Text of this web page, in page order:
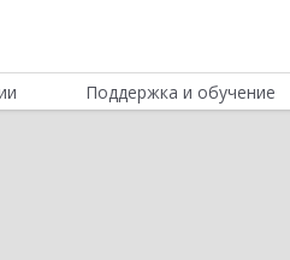
Поддержка и обучение